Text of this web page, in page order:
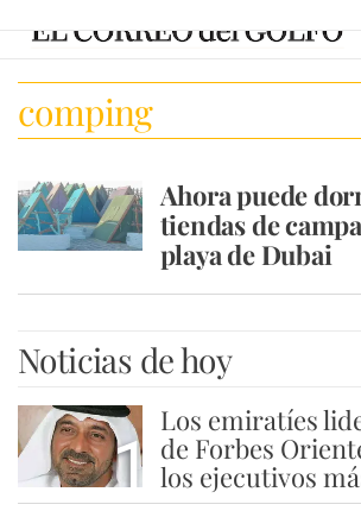
comping
Ahora puede
tiendas de
playa de Dubai
Noticias de hoy
1
Los emiratíes
de Forbes
los ejecutivos